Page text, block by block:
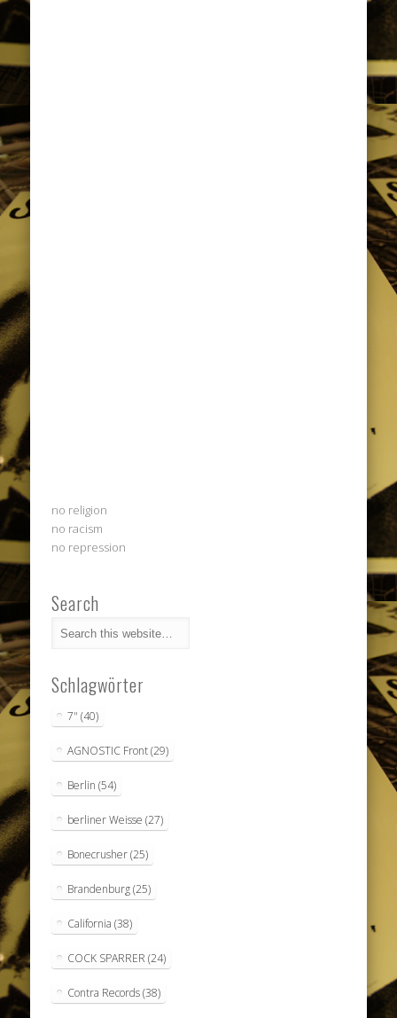
no religion
no racism
no repression
Search
Schlagwörter
7" (40)
AGNOSTIC Front(29)
Berlin (54)
berliner Weisse (27)
Bonecrusher(25)
Brandenburg(25)
California (38)
COCK SPARRER (24)
Contra Records(38)